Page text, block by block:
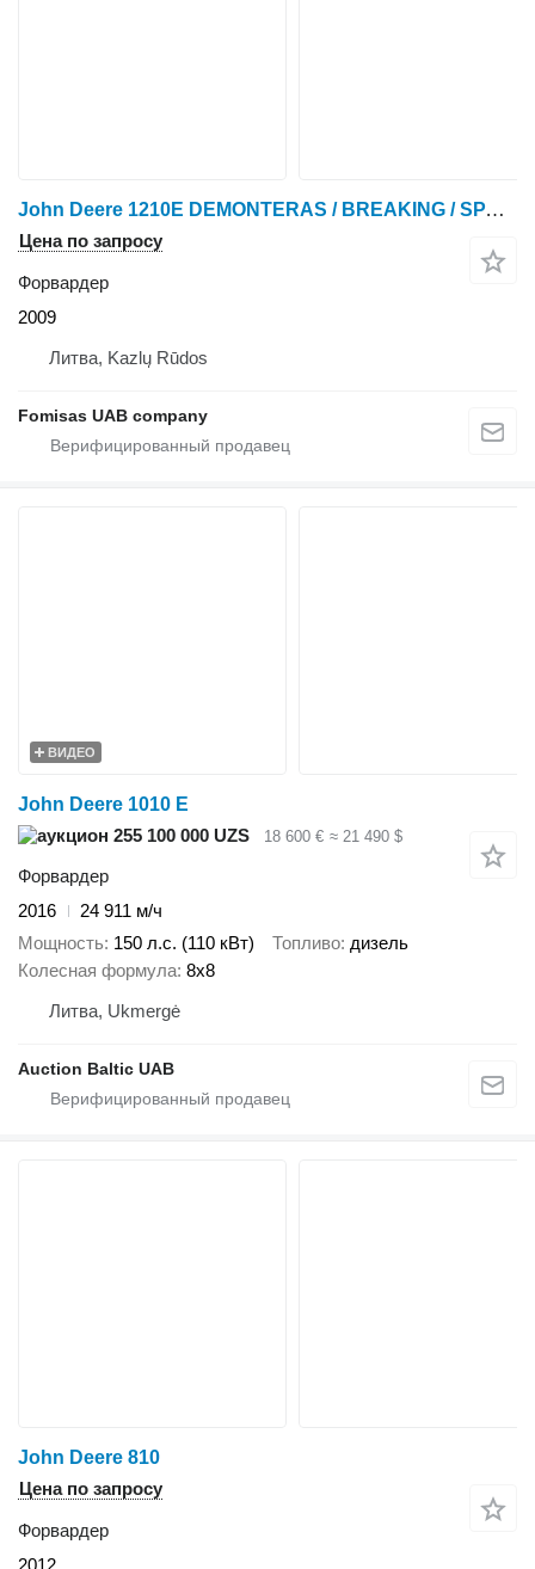
John Deere 1210E DEMONTERAS / BREAKING / SPARE PARTS
Цена по запросу
Форвардер
2009
Литва, Kazlų Rūdos
Fomisas UAB company
ВИДЕО
John Deere 1010 E
255 100 000 UZS
18 600 € ≈ 21 490 $
Форвардер
2016
24 911 м/ч
Мощность 150 л.с. (110 кВт) Топливо дизель
Колесная формула 8x8
Литва, Ukmergė
Auction Baltic UAB
John Deere 810
Цена по запросу
Форвардер
2012